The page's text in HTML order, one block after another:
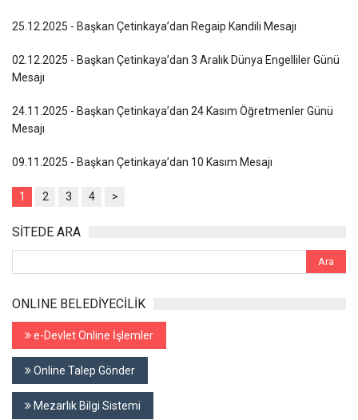
25.12.2025 - Başkan Çetinkaya’dan Regaip Kandili Mesajı
02.12.2025 - Başkan Çetinkaya’dan 3 Aralık Dünya Engelliler Günü
Mesajı
24.11.2025 - Başkan Çetinkaya’dan 24 Kasım Öğretmenler Günü
Mesajı
09.11.2025 - Başkan Çetinkaya’dan 10 Kasım Mesajı
1 2 3 4 >
SİTEDE ARA
ONLINE BELEDİYECİLİK
e-Devlet Online İşlemler
Online Talep Gönder
Mezarlık Bilgi Sistemi